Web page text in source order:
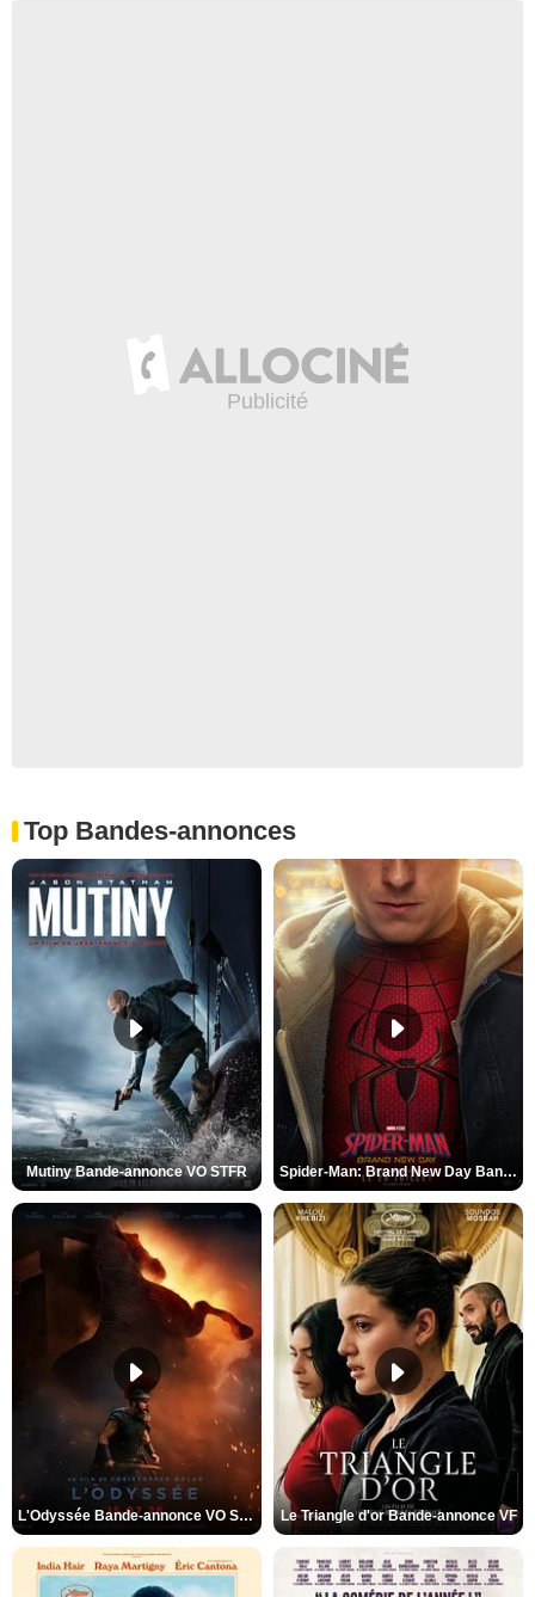
Top Bandes-annonces
Mutiny Bande-annonce VO STFR Spider-Man: Brand New Day Bande-annonce VO STFR
L'Odyssée Bande-annonce VO STFR Le Triangle d'or Bande-annonce VF